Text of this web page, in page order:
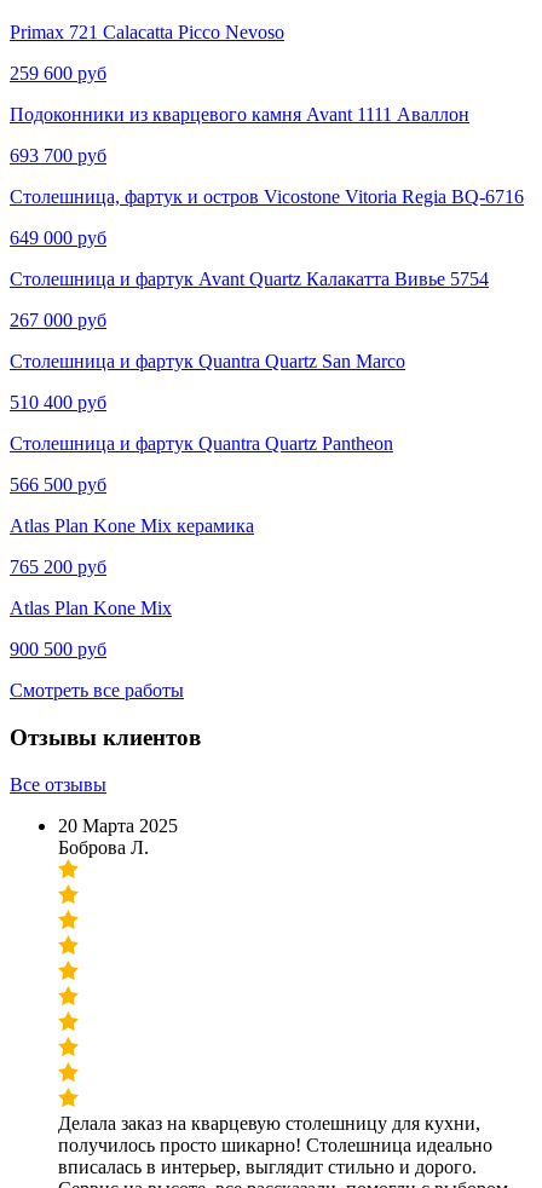
Primax 721 Calacatta Picco Nevoso
259 600 руб
Подоконники из кварцевого камня Avant 1111 Аваллон
693 700 руб
Столешница, фартук и остров Vicostone Vitoria Regia BQ-6716
649 000 руб
Столешница и фартук Avant Quartz Калакатта Вивье​​​​ 5754
267 000 руб
Столешница и фартук Quantra Quartz San Marco
510 400 руб
Столешница и фартук Quantra Quartz Pantheon
566 500 руб
Atlas Plan Kone Mix керамика
765 200 руб
Atlas Plan Kone Mix
900 500 руб
Смотреть все работы
Отзывы клиентов
Все отзывы
20 Марта 2025
Боброва Л.
Делала заказ на кварцевую столешницу для кухни,
получилось просто шикарно! Столешница идеально
вписалась в интерьер, выглядит стильно и дорого.